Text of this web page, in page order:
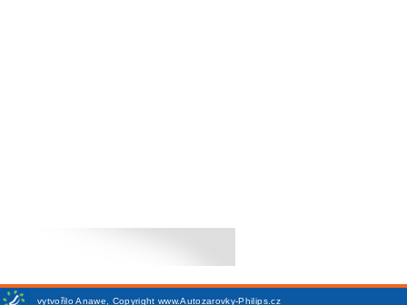
vytvořiloAnawe, Copyright www.Autozarovky-Philips.cz